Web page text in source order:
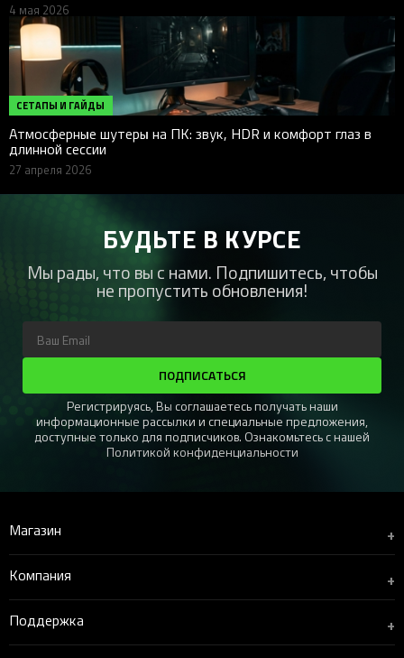
4 мая 2026
СЕТАПЫ И ГАЙДЫ
Атмосферные шутеры на ПК: звук, HDR и комфорт глаз в
длинной сессии
27 апреля 2026
БУДЬТЕ В КУРСЕ
Мы рады, что вы с нами. Подпишитесь, чтобы
не пропустить обновления!
ПОДПИСАТЬСЯ
Регистрируясь, Вы соглашаетесь получать наши
информационные рассылки и специальные предложения,
доступные только для подписчиков. Ознакомьтесь с нашей
Политикой конфиденциальности
Магазин +
Компания +
Поддержка +